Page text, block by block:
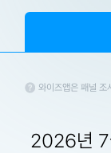
와이즈앱은 패널 조
2026년